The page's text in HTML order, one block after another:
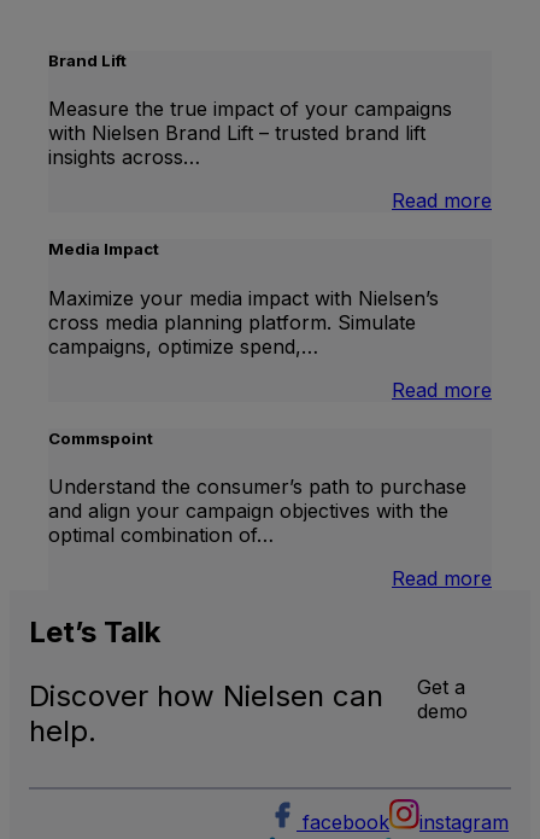
Brand Lift
Measure the true impact of your campaigns
with Nielsen Brand Lift – trusted brand lift
insights across…
Read more
Media Impact
Maximize your media impact with Nielsen’s
cross media planning platform. Simulate
campaigns, optimize spend,…
Read more
Commspoint
Understand the consumer’s path to purchase
and align your campaign objectives with the
optimal combination of…
Read more
Let’s Talk
Discover how Nielsen can
help.
Get a
demo
facebook instagram